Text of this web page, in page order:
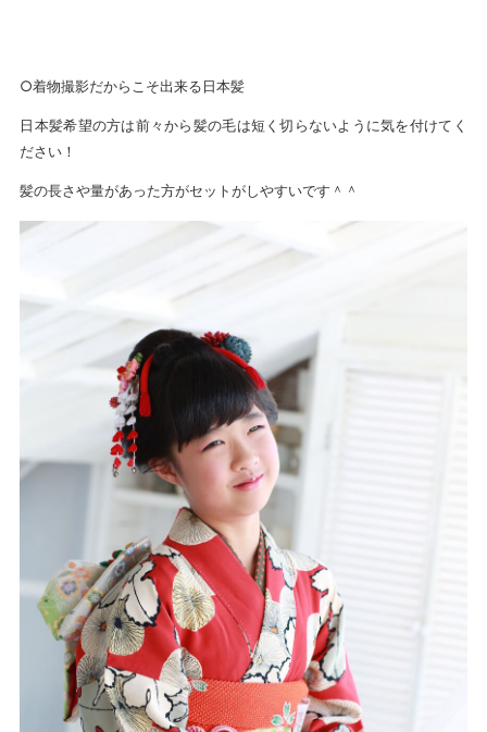
○着物撮影だからこそ出来る日本髪
日本髪希望の方は前々から髪の毛は短く切らないように気を付けてく
ださい！
髪の長さや量があった方がセットがしやすいです＾＾